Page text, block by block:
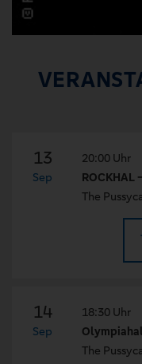
13
Sep
20:00 Uhr
ROCKHAL
The
14
Sep
18:30 Uhr
The